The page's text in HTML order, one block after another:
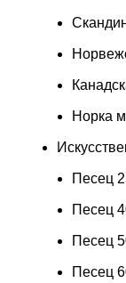
Норка
Песец
Песец
Песец
Песец